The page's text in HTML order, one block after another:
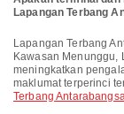
Lapangan Terbang
Lapangan Terbang Antarabangsa Udon Thani menawarkan Teksi,
Kawasan
meningkatkan
maklumat terperinci
Terbang